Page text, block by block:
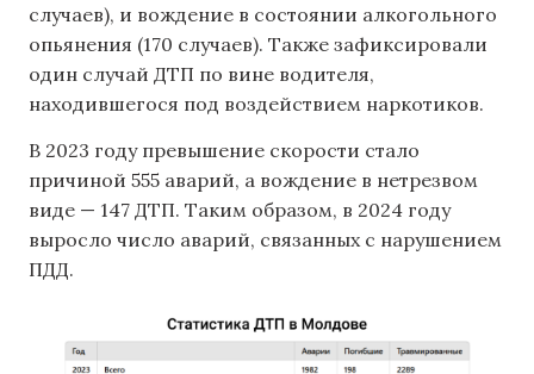
случаев), и вождение в состоянии алкогольного
опьянения (170 случаев). Также зафиксировали
один случай ДТП по вине водителя,
находившегося под воздействием наркотиков.
В 2023 году превышение скорости стало
причиной 555 аварий, а вождение в нетрезвом
виде — 147 ДТП. Таким образом, в 2024 году
выросло число аварий, связанных с нарушением
ПДД.